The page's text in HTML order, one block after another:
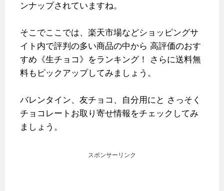
ンナップされていますね。
そこでここでは、楽天市場などショッピングサ
イト内で評判の多い商品の中から 高評価のおす
すめ《生チョコ》をランキング！
さらに送料無
料もピックアップしてみましょう。
バレンタイン、友チョコ、自分用にと さっそく
チョコレートお取り寄せ情報をチェックしてみ
ましょう。
スポンサーリンク